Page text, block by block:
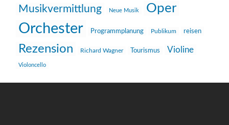
Musikvermittlung Neue Musik Oper
Orchester Programmplanung Publikum reisen
Rezension Richard Wagner Tourismus Violine
Violoncello